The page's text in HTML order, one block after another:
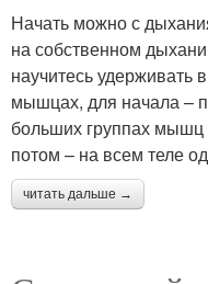
Начать можно с
на собственном
научитесь удерживать
мышцах, для начала –
больших группах мышц
потом – на всем теле
читать дальше →